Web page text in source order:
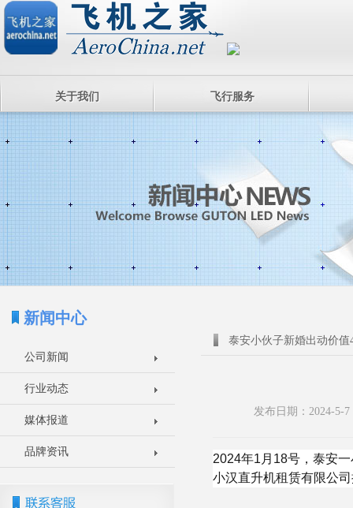
关于我们 飞行服务
新闻中心
公司新闻
行业动态
媒体报道
品牌资讯
泰安小伙子新婚出动价值
发布日期：2024-5-
2024年1月18号，泰安
小汉直升机租赁有限公